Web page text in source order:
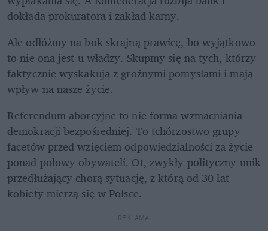
dokłada prokuratora i zakład karny.
Ale odłóżmy na bok skrajną prawicę, bo wyjątkowo
to nie ona jest u władzy. Skupmy się na tych, którzy
faktycznie wyskakują z groźnymi pomysłami i mają
wpływ na nasze życie.
Referendum aborcyjne to nie forma wzmacniania
demokracji bezpośredniej. To tchórzostwo grupy
facetów przed wzięciem odpowiedzialności za życie
ponad połowy obywateli. Ot, zwykły polityczny unik
przedłużający chorą sytuację, z którą od 30 lat
kobiety mierzą się w Polsce.
REKLAMA